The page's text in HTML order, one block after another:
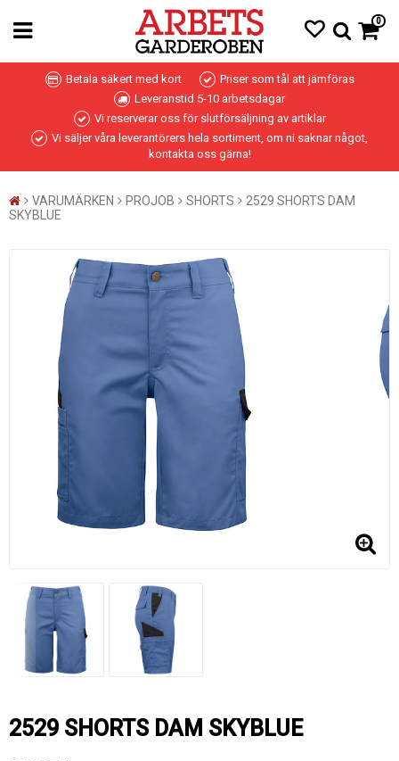
0
Betala säkert med kort
Priser som tål att jämföras
Leveranstid 5-10 arbetsdagar
Vi reserverar oss för slutförsäljning av artiklar
Vi säljer våra leverantörers hela sortiment, om ni saknar något,
kontakta oss gärna!
VARUMÄRKEN PROJOB SHORTS
2529 SHORTS DAM
SKYBLUE
2529 SHORTS DAM SKYBLUE